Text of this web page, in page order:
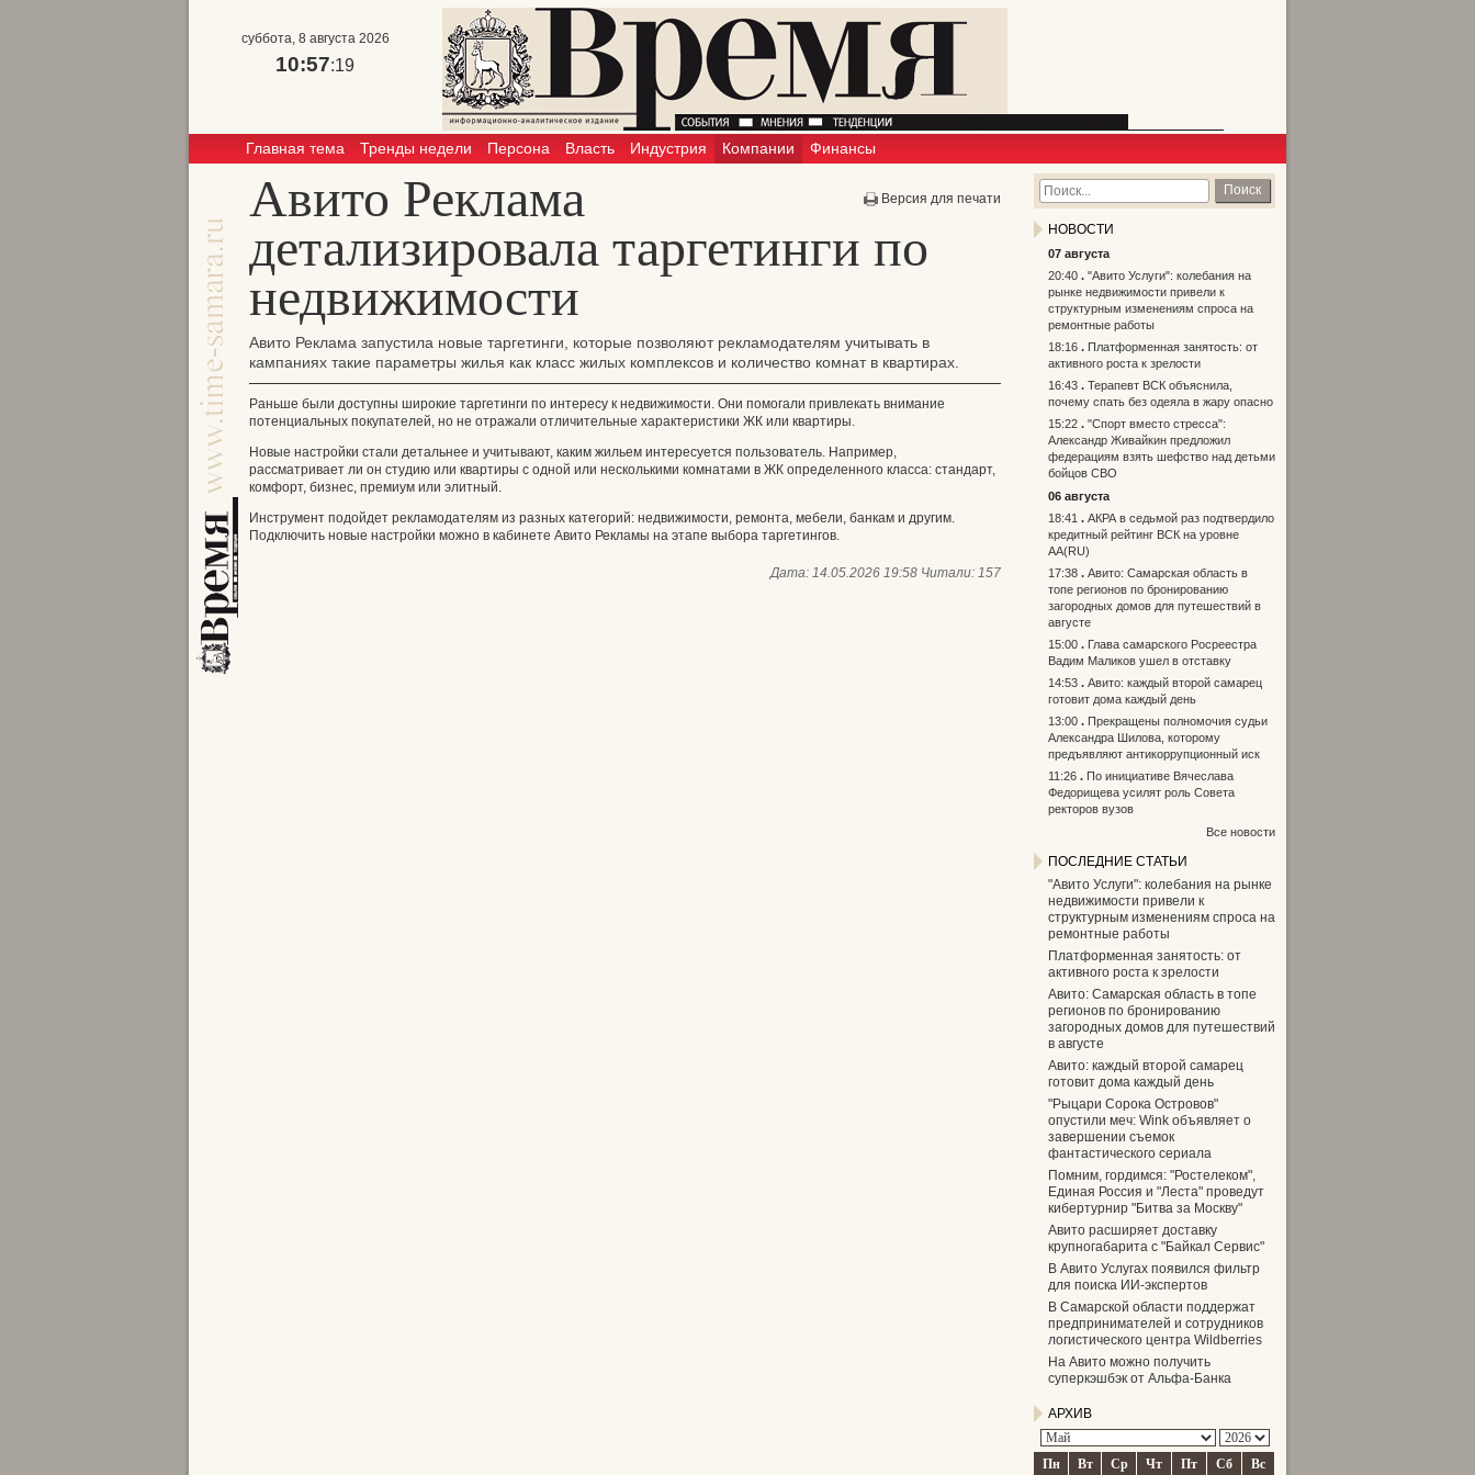
суббота, 8 августа 2026
10:57:19
Главная тема Тренды недели Персона Власть Индустрия Компании Финансы
Версия для печати
Авито Реклама
детализировала таргетинги по
недвижимости
Авито Реклама запустила новые таргетинги, которые позволяют рекламодателям учитывать в
кампаниях такие параметры жилья как класс жилых комплексов и количество комнат в квартирах.
Раньше были доступны широкие таргетинги по интересу к недвижимости. Они помогали привлекать внимание
потенциальных покупателей, но не отражали отличительные характеристики ЖК или квартиры.
Новые настройки стали детальнее и учитывают, каким жильем интересуется пользователь. Например,
рассматривает ли он студию или квартиры с одной или несколькими комнатами в ЖК определенного класса: стандарт,
комфорт, бизнес, премиум или элитный.
Инструмент подойдет рекламодателям из разных категорий: недвижимости, ремонта, мебели, банкам и другим.
Подключить новые настройки можно в кабинете Авито Рекламы на этапе выбора таргетингов.
Дата: 14.05.2026 19:58 Читали: 157
Поиск
НОВОСТИ
07 августа
20:40
"Авито Услуги": колебания на
рынке недвижимости привели к
структурным изменениям спроса на
ремонтные работы
18:16
Платформенная занятость: от
активного роста к зрелости
16:43
Терапевт ВСК объяснила,
почему спать без одеяла в жару опасно
15:22
"Спорт вместо стресса":
Александр Живайкин предложил
федерациям взять шефство над детьми
бойцов СВО
06 августа
18:41
АКРА в седьмой раз подтвердило
кредитный рейтинг ВСК на уровне
АА(RU)
17:38
Авито: Самарская область в
топе регионов по бронированию
загородных домов для путешествий в
августе
15:00
Глава самарского Росреестра
Вадим Маликов ушел в отставку
14:53
Авито: каждый второй самарец
готовит дома каждый день
13:00
Прекращены полномочия судьи
Александра Шилова, которому
предъявляют антикоррупционный иск
11:26
По инициативе Вячеслава
Федорищева усилят роль Совета
ректоров вузов
Все новости
ПОСЛЕДНИЕ СТАТЬИ
"Авито Услуги": колебания на рынке
недвижимости привели к
структурным изменениям спроса на
ремонтные работы
Платформенная занятость: от
активного роста к зрелости
Авито: Самарская область в топе
регионов по бронированию
загородных домов для путешествий
в августе
Авито: каждый второй самарец
готовит дома каждый день
"Рыцари Сорока Островов"
опустили меч: Wink объявляет о
завершении съемок
фантастического сериала
Помним, гордимся: "Ростелеком",
Единая Россия и "Леста" проведут
кибертурнир "Битва за Москву"
Авито расширяет доставку
крупногабарита с "Байкал Сервис"
В Авито Услугах появился фильтр
для поиска ИИ-экспертов
В Самарской области поддержат
предпринимателей и сотрудников
логистического центра Wildberries
На Авито можно получить
суперкэшбэк от Альфа-Банка
АРХИВ
Пн Вт Ср Чт Пт Сб Вс